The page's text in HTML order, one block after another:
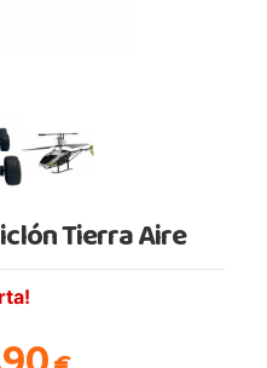
Tierra Aire